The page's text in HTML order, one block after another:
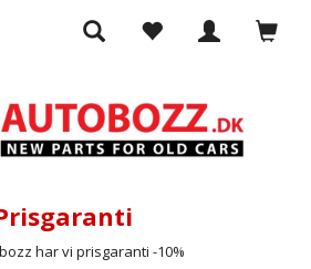
har vi prisgaranti -10%